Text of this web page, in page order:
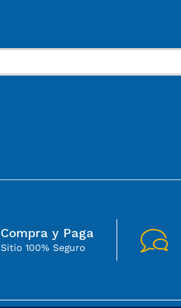
Compra y Paga
Sitio 100% Seguro